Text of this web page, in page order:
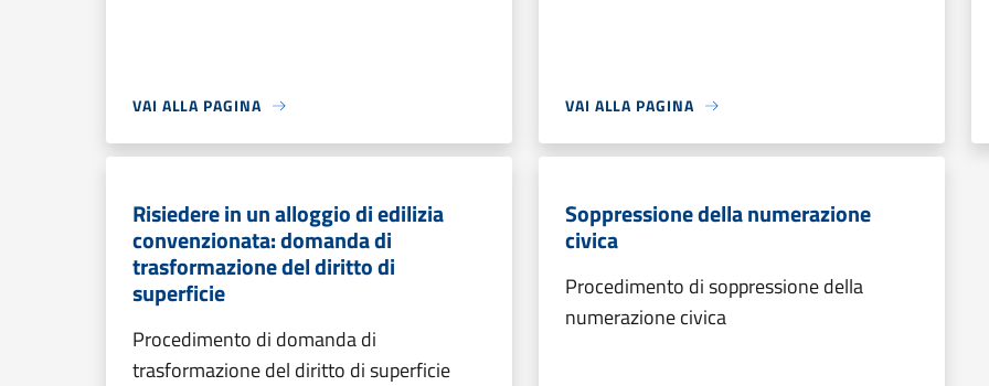
VAI ALLA PAGINA VAI ALLA PAGINA
Risiedere in un alloggio di edilizia
convenzionata: domanda di
trasformazione del diritto di
superficie
Procedimento di domanda di
trasformazione del diritto di superficie
Soppressione della numerazione
civica
Procedimento di soppressione della
numerazione civica